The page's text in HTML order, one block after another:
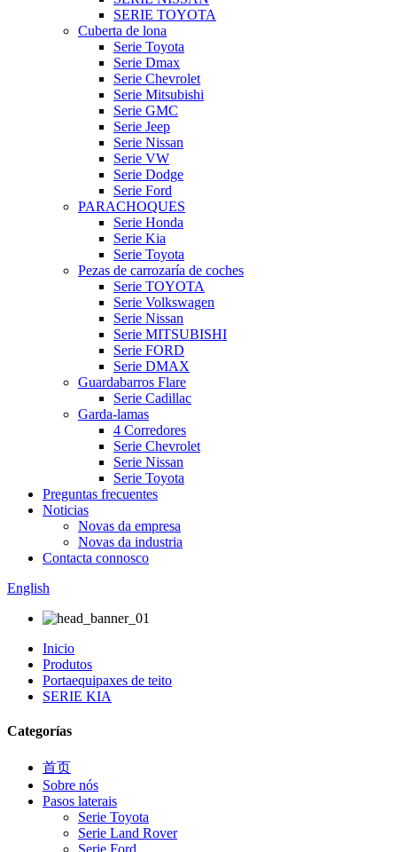
SERIE TOYOTA
Cuberta de lona
Serie Toyota
Serie Dmax
Serie Chevrolet
Serie Mitsubishi
Serie GMC
Serie Jeep
Serie Nissan
Serie VW
Serie Dodge
Serie Ford
PARACHOQUES
Serie Honda
Serie Kia
Serie Toyota
Pezas de carrozaría de coches
Serie TOYOTA
Serie Volkswagen
Serie Nissan
Serie MITSUBISHI
Serie FORD
Serie DMAX
Guardabarros Flare
Serie Cadillac
Garda-lamas
4 Corredores
Serie Chevrolet
Serie Nissan
Serie Toyota
Preguntas frecuentes
Noticias
Novas da empresa
Novas da industria
Contacta connosco
English
Inicio
Produtos
Portaequipaxes de teito
SERIE KIA
Categorías
首页
Sobre nós
Pasos laterais
Serie Toyota
Serie Land Rover
Serie Ford